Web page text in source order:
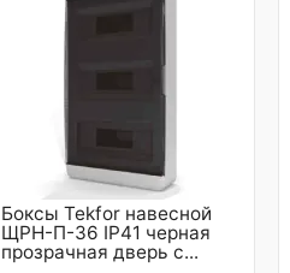
Боксы Tekfor навесной
ЩРН-П-36 IP41 черная
прозрачная дверь с...